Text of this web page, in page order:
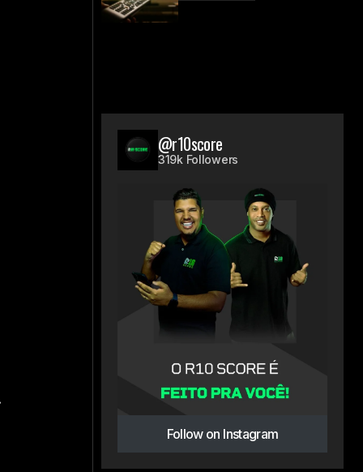
@r10score
319k Followers
Follow on Instagram